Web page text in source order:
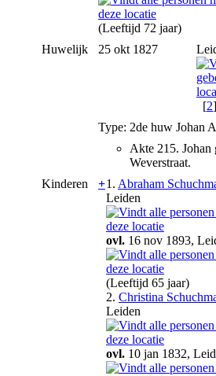
(Leeftijd 72 jaar)
Huwelijk
25 okt 1827
[2]
Type: 2de huw Johan
Akte 215. Johan
Weverstraat.
Kinderen
+1. Abraham
Leiden
ovl. 16 nov 1893,
(Leeftijd 65 jaar)
2. Christina
Leiden
ovl. 10 jan 1832,